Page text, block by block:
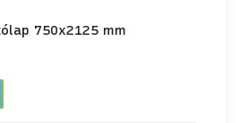
750x2125 mm